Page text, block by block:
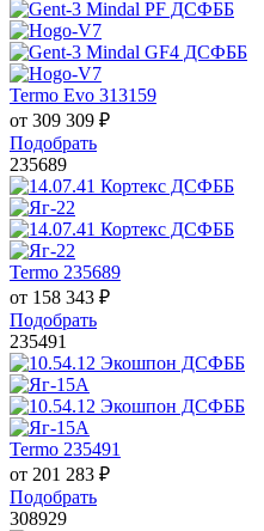
Termo Evo 313159
от 309 309 ₽
Подобрать
235689
Termo 235689
от 158 343 ₽
Подобрать
235491
Termo 235491
от 201 283 ₽
Подобрать
308929